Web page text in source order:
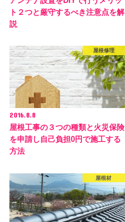
ト２つと厳守するべき注意点を解
説
屋根修理
2016.8.8
屋根工事の３つの種類と火災保険
を申請し自己負担0円で施工する
方法
屋根材